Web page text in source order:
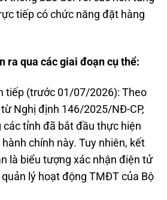
tiếp có chức năng đặt hàng
ra qua các giai đoạn cụ thể:
tiếp (trước 01/07/2026): Theo
Nghị định 146/2025/NĐ-CP,
các tỉnh đã bắt đầu thực hiện
chính này. Tuy nhiên, kết
là biểu tượng xác nhận điện tử
lý hoạt động TMĐT của Bộ